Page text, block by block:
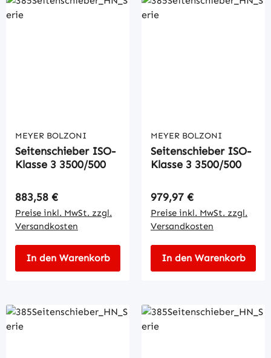
MEYER BOLZONI
Seitenschieber ISO-
Klasse 3 3500/500
Regulärer Preis:
883,58 €
Preise inkl. MwSt. zzgl.
Versandkosten
In den Warenkorb
MEYER BOLZONI
Seitenschieber ISO-
Klasse 3 3500/500
Regulärer Preis:
979,97 €
Preise inkl. MwSt. zzgl.
Versandkosten
In den Warenkorb